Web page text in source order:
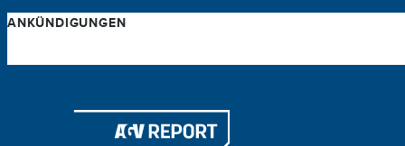
ANKÜNDIGUNGEN